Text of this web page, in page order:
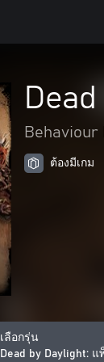
Behaviour
ต้องมีเกม
เลือกรุ่น
Dead by Daylight: